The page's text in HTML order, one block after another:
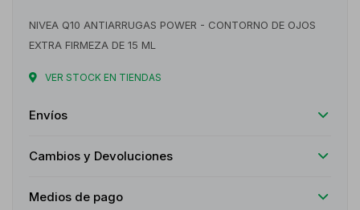
NIVEA Q10 ANTIARRUGAS POWER - CONTORNO DE OJOS
EXTRA FIRMEZA DE 15 ML
VER STOCK EN TIENDAS
Envíos
Cambios y Devoluciones
Medios de pago